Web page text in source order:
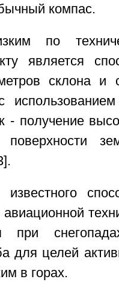
компас.
по
является
склона и
- получение
известного
при
для целей
в горах.